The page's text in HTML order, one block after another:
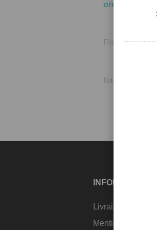
Пн - Птн с
Киев, ул.
INFORMATION
Livraison
Mentions légales /